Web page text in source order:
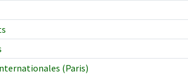
(Paris)